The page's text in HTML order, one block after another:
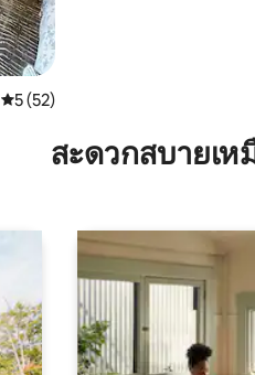
คะแนนเฉลี่ย 5 จาก 5, 52 รีวิว
5 (52)
สะดวกสบายเ